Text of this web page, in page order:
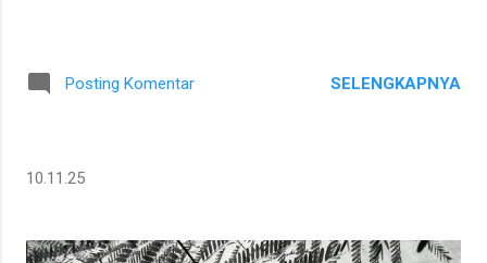
Posting Komentar SELENGKAPNYA
10.11.25